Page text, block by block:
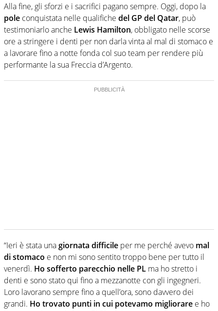
Alla fine, gli sforzi e i sacrifici pagano sempre. Oggi, dopo la
pole conquistata nelle qualifiche del GP del Qatar, può
testimoniarlo anche Lewis Hamilton, obbligato nelle scorse
ore a stringere i denti per non darla vinta al mal di stomaco e
a lavorare fino a notte fonda col suo team per rendere più
performante la sua Freccia d’Argento.
“Ieri è stata unagiornata difficile per me perché avevo mal
di stomaco e non mi sono sentito troppo bene per tutto il
venerdì. Ho sofferto parecchio nelle PL ma ho stretto i
denti e sono stato qui fino a mezzanotte con gli ingegneri.
Loro lavorano sempre fino a quell’ora, sono davvero dei
grandi. Ho trovato punti in cui potevamo migliorare e ho